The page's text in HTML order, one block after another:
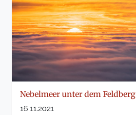
Nebelmeer unter dem Feldberg
16.11.2021